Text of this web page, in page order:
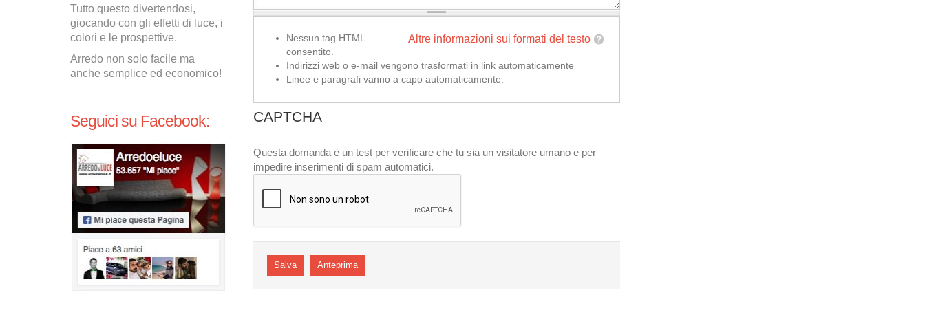
Tutto questo divertendosi,
giocando con gli effetti di luce, i
colori e le prospettive.
Arredo non solo facile ma
anche semplice ed economico!
Seguici su Facebook:
Altre informazioni sui formati del testo
Nessun tag HTML
consentito.
Indirizzi web o e-mail vengono trasformati in link automaticamente
Linee e paragrafi vanno a capo automaticamente.
CAPTCHA
Questa domanda è un test per verificare che tu sia un visitatore umano e per
impedire inserimenti di spam automatici.